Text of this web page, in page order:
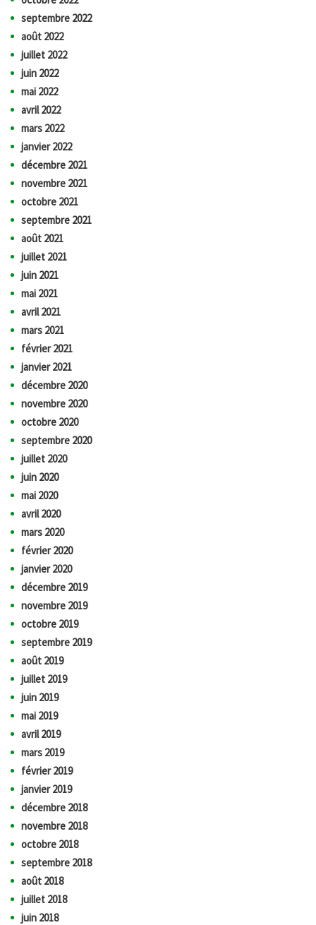
septembre 2022
août 2022
juillet 2022
juin 2022
mai 2022
avril 2022
mars 2022
janvier 2022
décembre 2021
novembre 2021
octobre 2021
septembre 2021
août 2021
juillet 2021
juin 2021
mai 2021
avril 2021
mars 2021
février 2021
janvier 2021
décembre 2020
novembre 2020
octobre 2020
septembre 2020
juillet 2020
juin 2020
mai 2020
avril 2020
mars 2020
février 2020
janvier 2020
décembre 2019
novembre 2019
octobre 2019
septembre 2019
août 2019
juillet 2019
juin 2019
mai 2019
avril 2019
mars 2019
février 2019
janvier 2019
décembre 2018
novembre 2018
octobre 2018
septembre 2018
août 2018
juillet 2018
juin 2018